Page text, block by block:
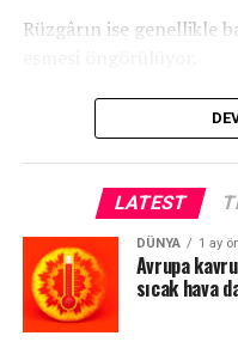
Rüzgârın ise genellikle
LATEST
DÜNYA 1 ay
Avrupa
sıcak hava